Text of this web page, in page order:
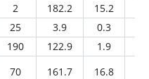
2 182.2 15.2
25 3.9 0.3
190 122.9 1.9
70 161.7 16.8